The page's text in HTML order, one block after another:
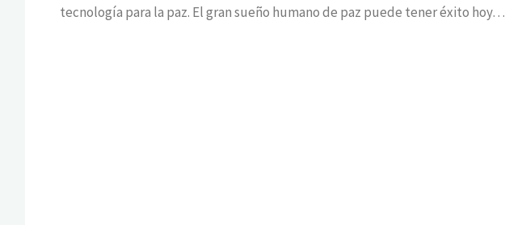
tecnología para la paz. El gran sueño humano de paz puede tener éxito hoy…